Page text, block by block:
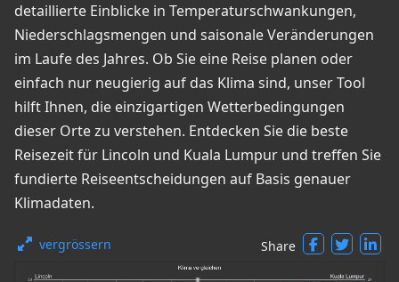
detaillierte Einblicke in Temperaturschwankungen,
Niederschlagsmengen und saisonale Veränderungen
im Laufe des Jahres. Ob Sie eine Reise planen oder
einfach nur neugierig auf das Klima sind, unser Tool
hilft Ihnen, die einzigartigen Wetterbedingungen
dieser Orte zu verstehen. Entdecken Sie die beste
Reisezeit für Lincoln und Kuala Lumpur und treffen Sie
fundierte Reiseentscheidungen auf Basis genauer
Klimadaten.
vergrössern Share